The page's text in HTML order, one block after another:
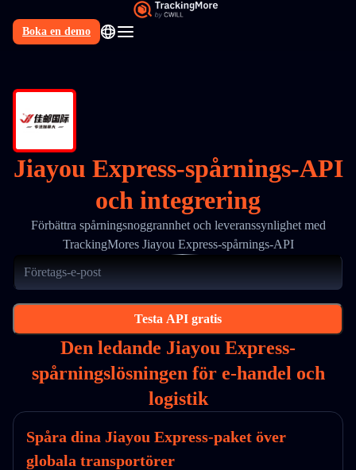
Boka en demo
Jiayou Express-spårnings-API
och integrering
Förbättra spårningsnoggrannhet och leveranssynlighet med
TrackingMores Jiayou Express-spårnings-API
Testa API gratis
Den ledande Jiayou Express-
spårningslösningen för e-handel och
logistik
Spåra dina Jiayou Express-paket över
globala transportörer